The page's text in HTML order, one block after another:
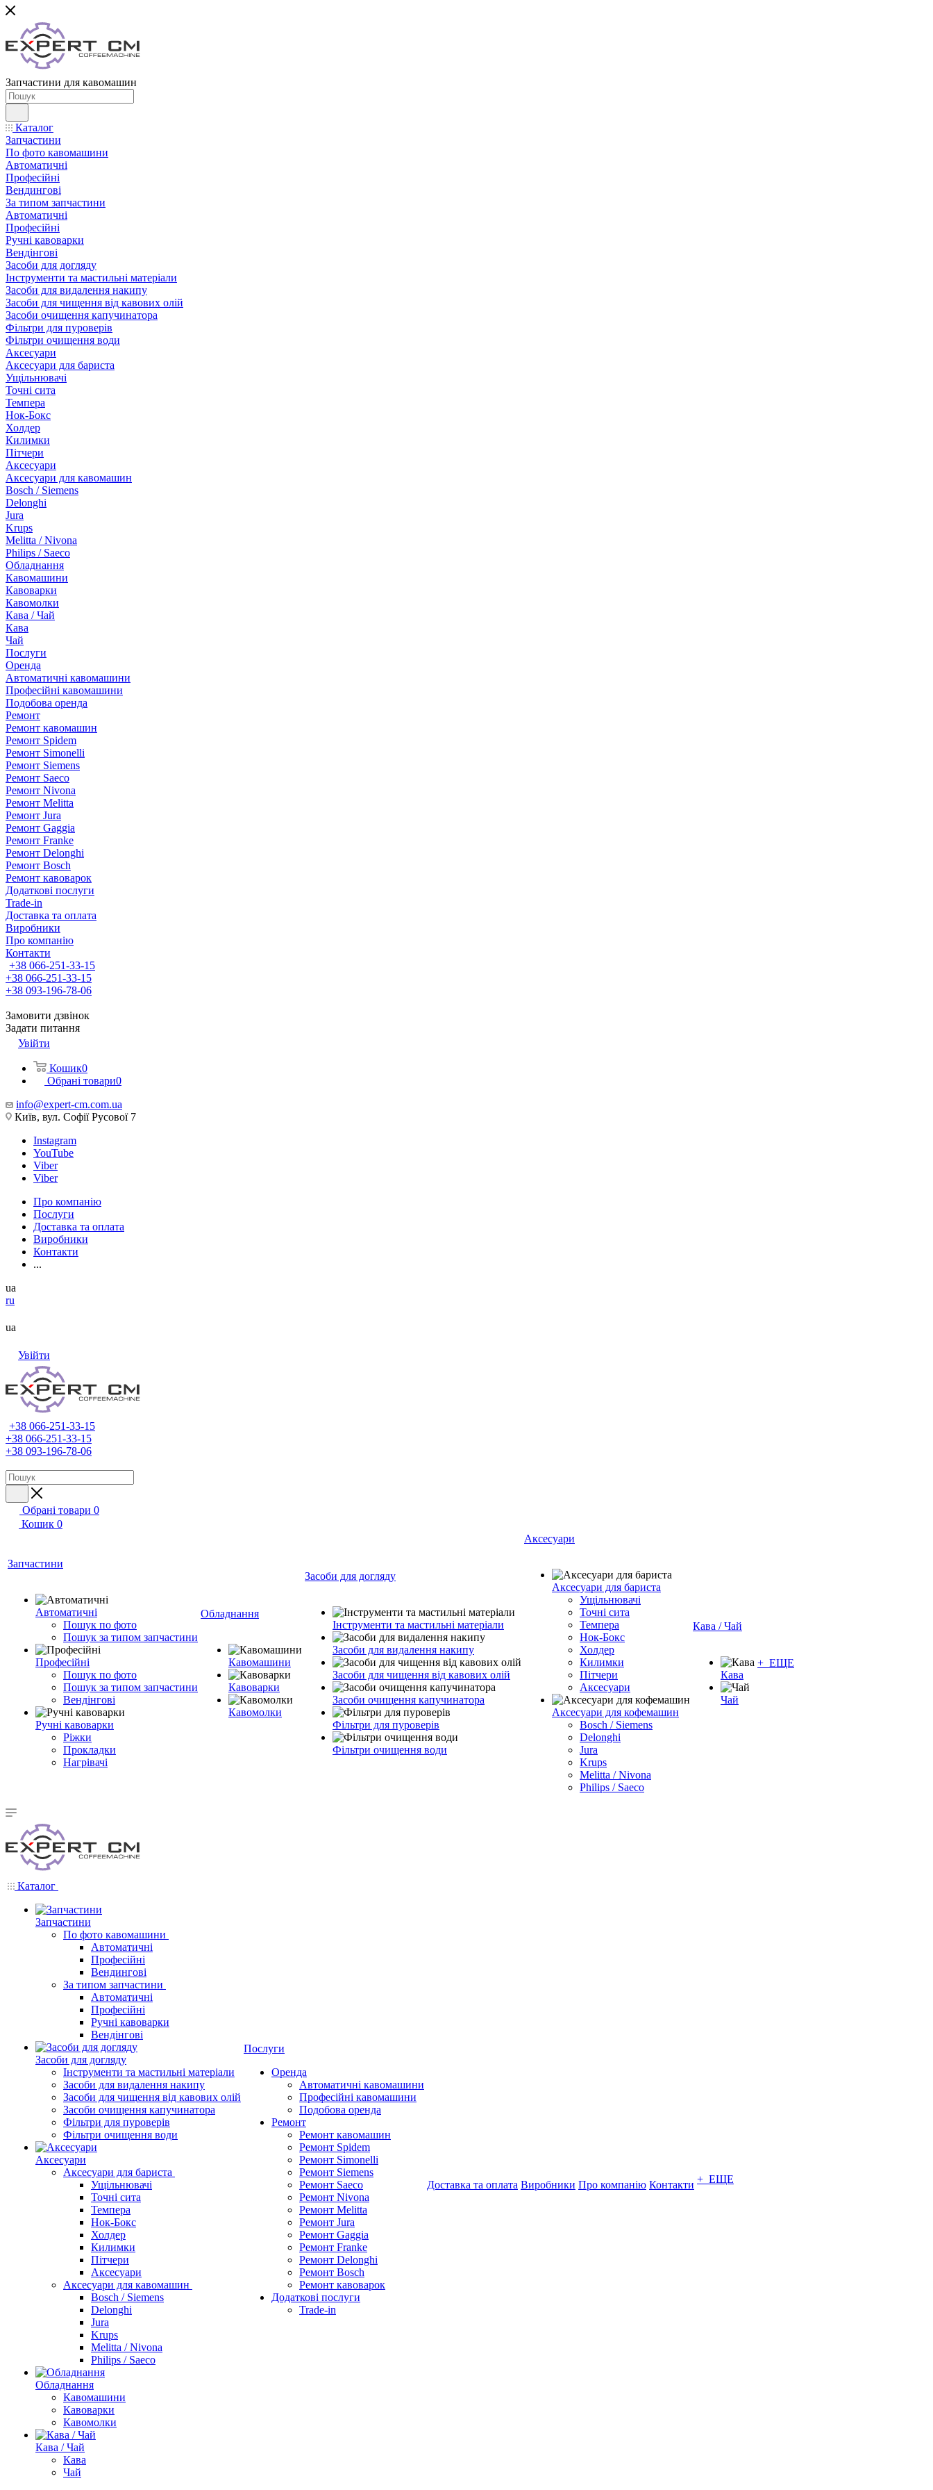
Запчастини для кавомашин
Каталог
Запчастини
По фото кавомашини
Автоматичні
Професійні
Вендингові
За типом запчастини
Автоматичні
Професійні
Ручні кавоварки
Вендінгові
Засоби для догляду
Інструменти та мастильні матеріали
Засоби для видалення накипу
Засоби для чищення від кавових олій
Засоби очищення капучинатора
Фільтри для пуроверів
Фільтри очищення води
Аксесуари
Аксесуари для бариста
Ущільнювачі
Точні сита
Темпера
Нок-Бокс
Холдер
Килимки
Пітчери
Аксесуари
Аксесуари для кавомашин
Bosch / Siemens
Delonghi
Jura
Krups
Melitta / Nivona
Philips / Saeco
Обладнання
Кавомашини
Кавоварки
Кавомолки
Кава / Чай
Кава
Чай
Послуги
Оренда
Автоматичні кавомашини
Професійні кавомашини
Подобова оренда
Ремонт
Ремонт кавомашин
Ремонт Spidem
Ремонт Simonelli
Ремонт Siemens
Ремонт Saeco
Ремонт Nivona
Ремонт Melitta
Ремонт Jura
Ремонт Gaggia
Ремонт Franke
Ремонт Delonghi
Ремонт Bosch
Ремонт кавоварок
Додаткові послуги
Trade-in
Доставка та оплата
Виробники
Про компанію
Контакти
+38 066-251-33-15
+38 066-251-33-15
+38 093-196-78-06
Замовити дзвінок
Задати питання
Увійти
Кошик0
Обрані товари0
info@expert-cm.com.ua
Київ, вул. Софії Русової 7
Instagram
YouTube
Viber
Viber
Про компанію
Послуги
Доставка та оплата
Виробники
Контакти
...
ua
ru
ua
Увійти
+38 066-251-33-15
+38 066-251-33-15
+38 093-196-78-06
Обрані товари 0
Кошик 0
Запчастини
Автоматичні
Пошук по фото
Пошук за типом запчастини
Професійні
Пошук по фото
Пошук за типом запчастини
Вендінгові
Ручні кавоварки
Ріжки
Прокладки
Нагрівачі
Обладнання
Кавомашини
Кавоварки
Кавомолки
Засоби для догляду
Інструменти та мастильні матеріали
Засоби для видалення накипу
Засоби для чищення від кавових олій
Засоби очищення капучинатора
Фільтри для пуроверів
Фільтри очищення води
Аксесуари
Аксесуари для бариста
Ущільнювачі
Точні сита
Темпера
Нок-Бокс
Холдер
Килимки
Пітчери
Аксесуари
Аксесуари для кофемашин
Bosch / Siemens
Delonghi
Jura
Krups
Melitta / Nivona
Philips / Saeco
Кава / Чай
Кава
Чай
+ ЕЩЕ
Каталог
Запчастини
По фото кавомашини
Автоматичні
Професійні
Вендингові
За типом запчастини
Автоматичні
Професійні
Ручні кавоварки
Вендінгові
Засоби для догляду
Інструменти та мастильні матеріали
Засоби для видалення накипу
Засоби для чищення від кавових олій
Засоби очищення капучинатора
Фільтри для пуроверів
Фільтри очищення води
Аксесуари
Аксесуари для бариста
Ущільнювачі
Точні сита
Темпера
Нок-Бокс
Холдер
Килимки
Пітчери
Аксесуари
Аксесуари для кавомашин
Bosch / Siemens
Delonghi
Jura
Krups
Melitta / Nivona
Philips / Saeco
Обладнання
Кавомашини
Кавоварки
Кавомолки
Кава / Чай
Кава
Чай
Послуги
Оренда
Автоматичні кавомашини
Професійні кавомашини
Подобова оренда
Ремонт
Ремонт кавомашин
Ремонт Spidem
Ремонт Simonelli
Ремонт Siemens
Ремонт Saeco
Ремонт Nivona
Ремонт Melitta
Ремонт Jura
Ремонт Gaggia
Ремонт Franke
Ремонт Delonghi
Ремонт Bosch
Ремонт кавоварок
Додаткові послуги
Trade-in
Доставка та оплата Виробники Про компанію Контакти + ЕЩЕ